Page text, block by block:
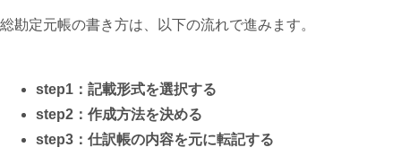
総勘定元帳の書き方は、以下の流れで進みます。
step1：記載形式を選択する
step2：作成方法を決める
step3：仕訳帳の内容を元に転記する